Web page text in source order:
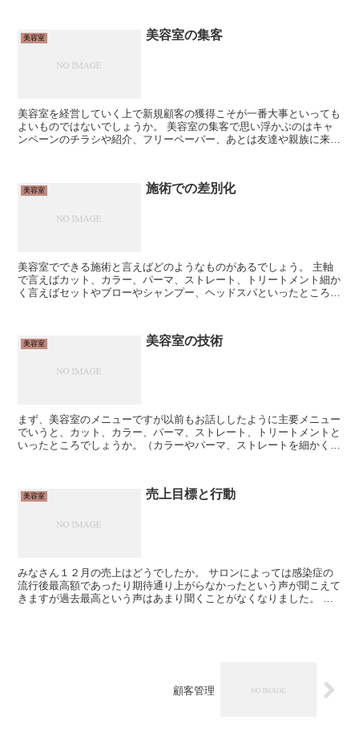
美容室 美容室の集客
美容室を経営していく上で新規顧客の獲得こそが一番大事といっても
よいものではないでしょうか。 美容室の集客で思い浮かぶのはキャ
ンペーンのチラシや紹介、フリーペーパー、あとは友達や親族に来て
美容室 施術での差別化
美容室でできる施術と言えばどのようなものがあるでしょう。 主軸
で言えばカット、カラー、パーマ、ストレート、トリートメント細か
く言えばセットやブローやシャンプー、ヘッドスパといったところで
美容室 美容室の技術
まず、美容室のメニューですが以前もお話ししたように主要メニュー
でいうと、カット、カラー、パーマ、ストレート、トリートメントと
いったところでしょうか。（カラーやパーマ、ストレートを細かくは
美容室 売上目標と行動
みなさん１２月の売上はどうでしたか。 サロンによっては感染症の
流行後最高額であったり期待通り上がらなかったという声が聞こえて
きますが過去最高という声はあまり聞くことがなくなりました。 美
顧客管理